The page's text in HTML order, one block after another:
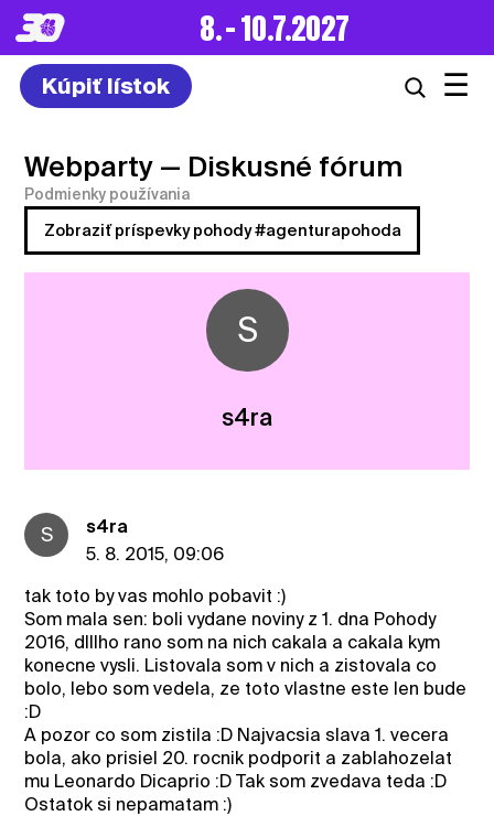
POHODA FESTIVAL
Kúpiť lístok ☰
Webparty — Diskusné fórum
Podmienky používania
Zobraziť príspevky pohody #agenturapohoda
S
s4ra
S
s4ra
5. 8. 2015, 09:06
tak toto by vas mohlo pobavit :)
Som mala sen: boli vydane noviny z 1. dna Pohody
2016, dlllho rano som na nich cakala a cakala kym
konecne vysli. Listovala som v nich a zistovala co
bolo, lebo som vedela, ze toto vlastne este len bude
:D
A pozor co som zistila :D Najvacsia slava 1. vecera
bola, ako prisiel 20. rocnik podporit a zablahozelat
mu Leonardo Dicaprio :D Tak som zvedava teda :D
Ostatok si nepamatam :)